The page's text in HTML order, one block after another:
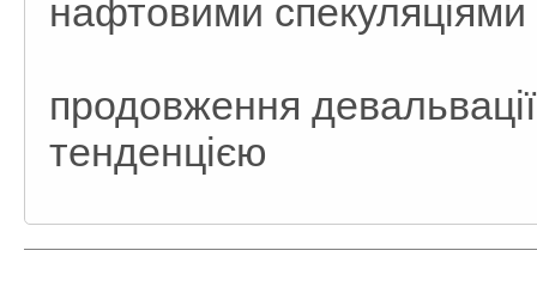
нафтовими спекуляціями
продовження
тенденцією